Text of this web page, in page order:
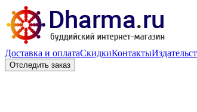
Доставка и оплатаСкидкиКонтакты
Отследить заказ